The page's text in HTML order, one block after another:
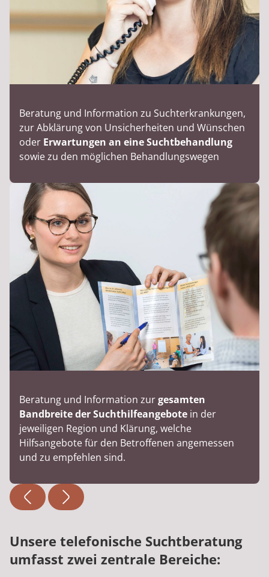
Beratung und Information zu Suchterkrankungen,
zur Abklärung von Unsicherheiten und Wünschen
oder Erwartungen an eine Suchtbehandlung
sowie zu den möglichen Behandlungswegen
Beratung und Information zurgesamten
Bandbreite der Suchthilfeangebote in der
jeweiligen Region und Klärung, welche
Hilfsangebote für den Betroffenen angemessen
und zu empfehlen sind.
Unsere telefonische Suchtberatung
umfasst zwei zentrale Bereiche: